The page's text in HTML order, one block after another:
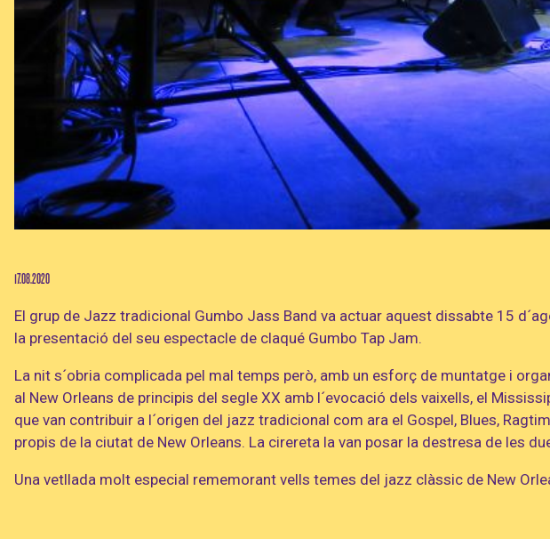
17.08.2020
El grup de Jazz tradicional Gumbo Jass Band va actuar aquest dissabte 15
la presentació del seu espectacle de claqué Gumbo Tap Jam.
La nit s´obria complicada pel mal temps però, amb un esforç de muntatge i
al New Orleans de principis del segle XX amb l´evocació dels vaixells, el
que van contribuir a l´origen del jazz tradicional com ara el Gospel, Blues,
propis de la ciutat de New Orleans. La cirereta la van posar la destresa de les
Una vetllada molt especial rememorant vells temes del jazz clàssic de New